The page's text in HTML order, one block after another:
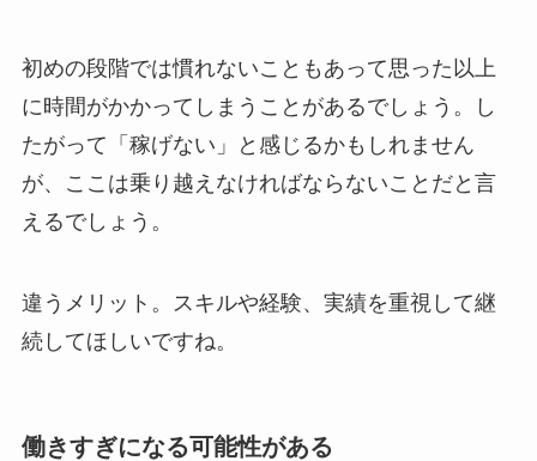
初めの段階では慣れないこともあって思った以上
に時間がかかってしまうことがあるでしょう。し
たがって「稼げない」と感じるかもしれません
が、ここは乗り越えなければならないことだと言
えるでしょう。
違うメリット。スキルや経験、実績を重視して継
続してほしいですね。
働きすぎになる可能性がある